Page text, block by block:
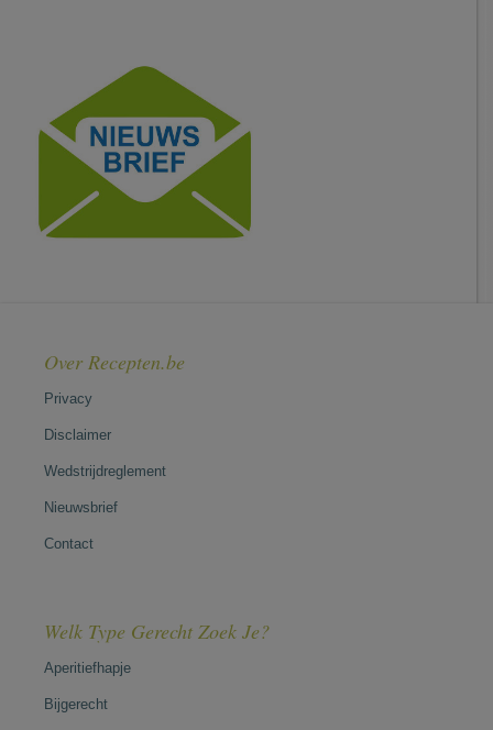
Over Recepten.be
Privacy
Disclaimer
Wedstrijdreglement
Nieuwsbrief
Contact
Welk Type Gerecht Zoek Je?
Aperitiefhapje
Bijgerecht